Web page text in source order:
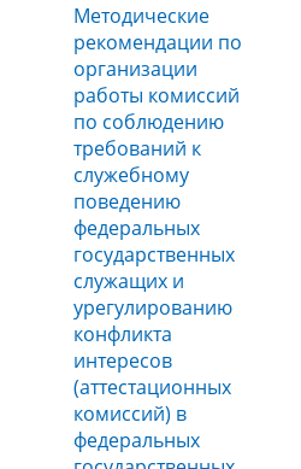
Методические
рекомендации по
организации
работы комиссий
по соблюдению
требований к
служебному
поведению
федеральных
государственных
служащих и
урегулированию
конфликта
интересов
(аттестационных
комисcий) в
федеральных